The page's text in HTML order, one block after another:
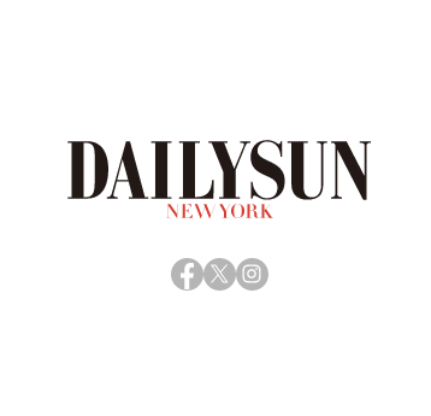
Facebook
X Instagram